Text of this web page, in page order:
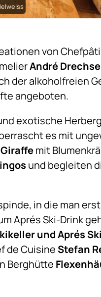
von
André
der alkoholfreien
angeboten.
exotische
es mit
Giraffemit
und begleiten
in die man
Aprés Ski-Drink
und Aprés
de Cuisine Stefan
Berghütte